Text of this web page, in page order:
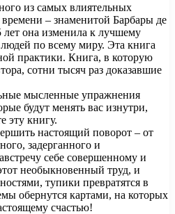
из самых влиятельных
– знаменитой Барбары де
она изменила к лучшему
по всему миру. Эта книга
практики. Книга, в которую
сотни тысяч раз доказавшие
мысленные упражнения
будут менять вас изнутри,
эту книгу.
настоящий поворот – от
задерганного и
себе совершенному и
необыкновенный труд, и
тупики превратятся в
обернутся картами, на которых
счастью!